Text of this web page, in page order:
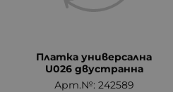
Платка универсална
U026 двустранна
Арт.№: 242589